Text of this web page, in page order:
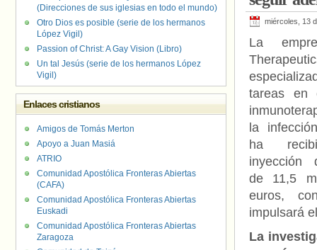
miércoles, 13
La
tareas en
la
ha
inyección
de 11,5
euros,
impulsará
La
(Direcciones de sus iglesias en todo el mundo)
Otro Dios es posible (serie de los hermanos
López Vigil)
Passion of Christ: A Gay Vision (Libro)
Un tal Jesús (serie de los hermanos López
Vigil)
Enlaces cristianos
Amigos de Tomás Merton
Apoyo a Juan Masiá
ATRIO
Comunidad Apostólica Fronteras Abiertas
(CAFA)
Comunidad Apostólica Fronteras Abiertas
Euskadi
Comunidad Apostólica Fronteras Abiertas
Zaragoza